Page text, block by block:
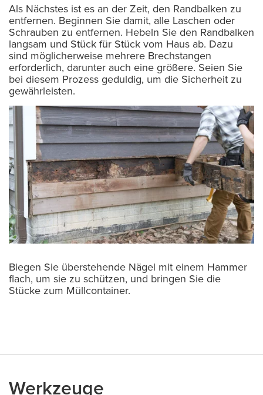
Als Nächstes ist es an der Zeit, den Randbalken zu
entfernen. Beginnen Sie damit, alle Laschen oder
Schrauben zu entfernen. Hebeln Sie den Randbalken
langsam und Stück für Stück vom Haus ab. Dazu
sind möglicherweise mehrere Brechstangen
erforderlich, darunter auch eine größere. Seien Sie
bei diesem Prozess geduldig, um die Sicherheit zu
gewährleisten.
Biegen Sie überstehende Nägel mit einem Hammer
flach, um sie zu schützen, und bringen Sie die
Stücke zum Müllcontainer.
Werkzeuge